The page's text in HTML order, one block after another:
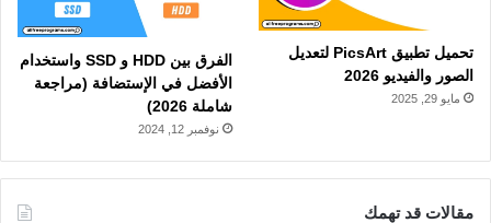
تحميل تطبيق PicsArt لتعديل
الصور والفيديو 2026
مايو 29, 2025
الفرق بين HDD و SSD واستخدام
الأفضل في الإستضافة (مراجعة
شاملة 2026)
نوفمبر 12, 2024
مقالات قد تهمك